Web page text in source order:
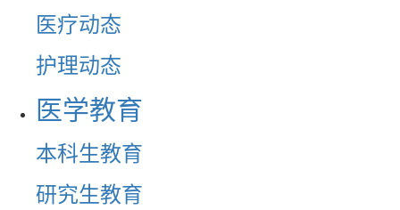
医疗动态
护理动态
医学教育
本科生教育
研究生教育